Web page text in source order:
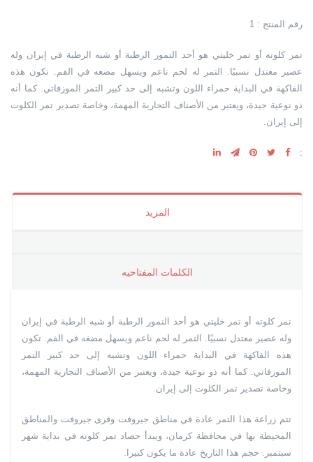
رقم المنتج : 1
تمر كلوته أو تمر خليتي هو أحد التمور الرطبة أو شبه الرطبة في إيران وله
عصير معتدل نسبيًا. التمر له لحم ناعم ويسهل مضغه في الفم. تكون هذه
الفاكهة في البداية حمراء اللون وتشبه إلى حد كبير التمر الموزفاتي. كما أنه
ذو نوعية جيدة، ويعتبر من الأصناف التجارية المهمة، وخاصة تصدير تمر الكلوت
إلى إيران.
:
المزيد
الکلمات المفتاحیه
تمر كلوته أو تمر خليتي هو أحد التمور الرطبة أو شبه الرطبة في إيران
وله عصير معتدل نسبيًا. التمر له لحم ناعم ويسهل مضغه في الفم. تكون
هذه الفاكهة في البداية حمراء اللون وتشبه إلى حد كبير التمر
الموزفاتي. كما أنه ذو نوعية جيدة، ويعتبر من الأصناف التجارية المهمة،
وخاصة تصدير تمر الكلوت إلى إيران.
تتم زراعة هذا التمر عادة في مناطق جيروفت وقرى جيروفت والمناطق
المحيطة بها في محافظة كرمان، ويبدأ حصاد تمر كلوته في بداية شهر
سبتمبر. حجم هذا التاريخ عادة ما يكون كبيرا.